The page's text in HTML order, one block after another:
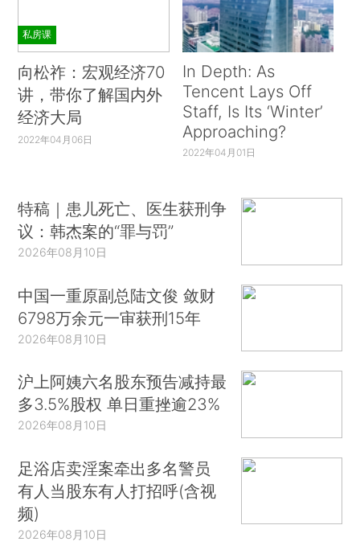
私房课
向松祚：宏观经济70
讲，带你了解国内外
经济大局
2022年04月06日
In Depth: As
Tencent Lays Off
Staff, Is Its ‘Winter’
Approaching?
2022年04月01日
特稿｜患儿死亡、医生获刑争
议：韩杰案的“罪与罚”
2026年08月10日
中国一重原副总陆文俊 敛财
6798万余元一审获刑15年
2026年08月10日
沪上阿姨六名股东预告减持最
多3.5%股权 单日重挫逾23%
2026年08月10日
足浴店卖淫案牵出多名警员
有人当股东有人打招呼(含视
频)
2026年08月10日